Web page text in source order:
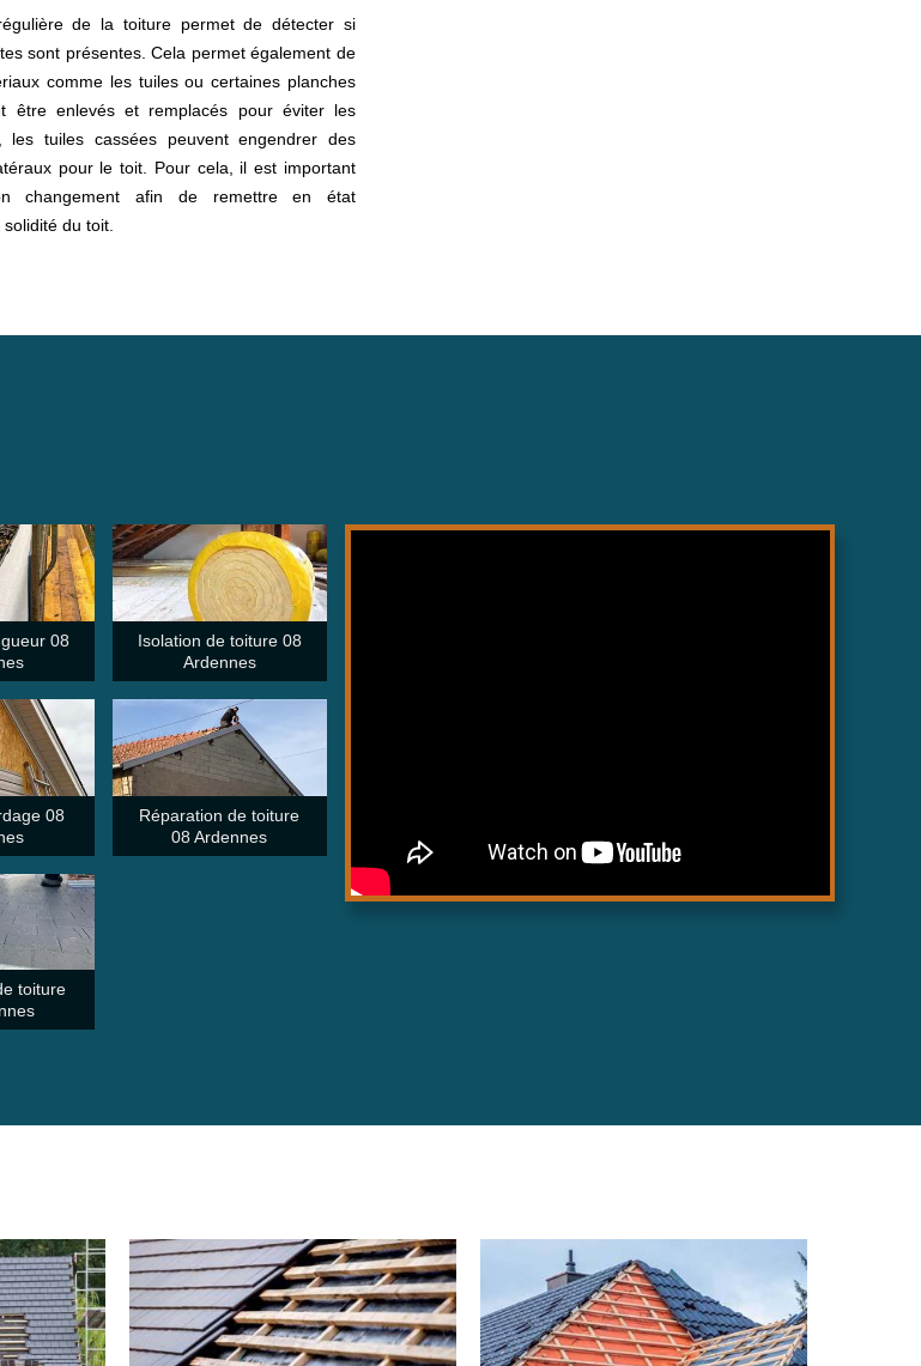
de la toiture permet de détecter si
sont présentes. Cela permet également de
comme les tuiles ou certaines planches
être enlevés et remplacés pour éviter les
les tuiles cassées peuvent engendrer des
pour le toit. Pour cela, il est important
changement afin de remettre en état
du toit.
08
Isolation de toiture 08
Ardennes
08
Réparation de toiture
08 Ardennes
toiture